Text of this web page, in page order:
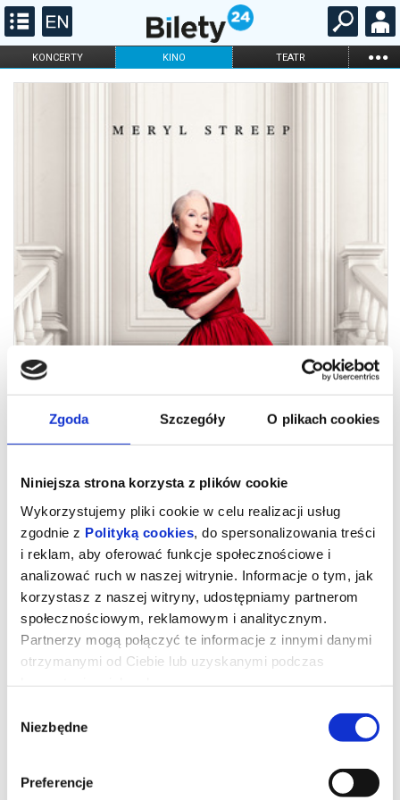
Zgoda Szczegóły O plikach cookies
Niniejsza strona korzysta z plików cookie
Wykorzystujemy pliki cookie w celu realizacji usług
zgodnie z Polityką cookies , do spersonalizowania treści
i reklam, aby oferować funkcje społecznościowe i
analizować ruch w naszej witrynie. Informacje o tym, jak
korzystasz z naszej witryny, udostępniamy partnerom
społecznościowym, reklamowym i analitycznym.
Partnerzy mogą połączyć te informacje z innymi danymi
otrzymanymi od Ciebie lub uzyskanymi podczas
zgody
Niezbędne
Preferencje
KONCERTY KINO TEATR ...
FILHARMONIA OPERA I BALET
DIABEŁ UBIERA SIĘ U PRADY 2 2D